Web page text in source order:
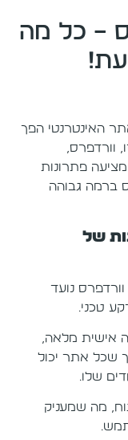
– כל מה
האינטרנטי הפך
וורדפרס,
פתרונות
ברמה גבוהה
של
נועד
טכני.
אישית מלאה,
שכל אתר יכול
שלו.
מה שמעניק